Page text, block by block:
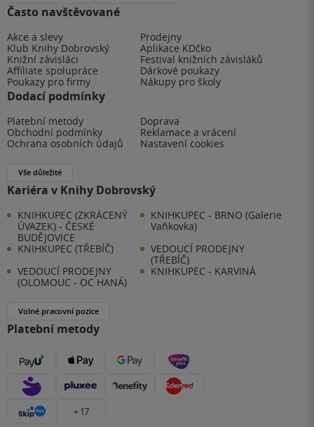
Často navštěvované
Akce a slevy
Prodejny
Klub Knihy Dobrovský
Aplikace KDčko
Knižní závisláci
Festival knižních závisláků
Affiliate spolupráce
Dárkové poukazy
Poukazy pro firmy
Nákupy pro školy
Dodací podmínky
Platební metody
Doprava
Obchodní podmínky
Reklamace a vrácení
Ochrana osobních údajů
Nastavení cookies
Vše důležité
Kariéra v Knihy Dobrovský
KNIHKUPEC (ZKRÁCENÝ
ÚVAZEK) - ČESKÉ
BUDĚJOVICE
KNIHKUPEC - BRNO (Galerie
Vaňkovka)
KNIHKUPEC (TŘEBÍČ)
VEDOUCÍ PRODEJNY
(TŘEBÍČ)
VEDOUCÍ PRODEJNY
(OLOMOUC - OC HANÁ)
KNIHKUPEC - KARVINÁ
Volné pracovní pozice
Platební metody
+ 17